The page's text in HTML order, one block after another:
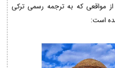
مواقعی که به ترجمه رسمی ترکی
است: